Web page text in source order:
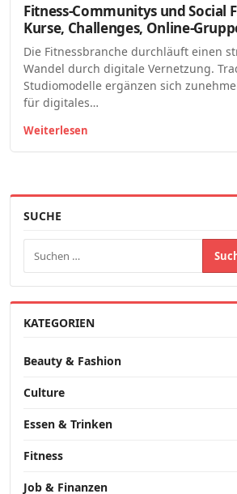
Fitness-Communitys und Social
Kurse, Challenges, Online-
Die Fitnessbranche durchläuft einen
Wandel durch digitale Vernetzung.
Studiomodelle ergänzen sich
für digitales…
Weiterlesen
SUCHE
KATEGORIEN
Beauty & Fashion
Culture
Essen & Trinken
Fitness
Job & Finanzen